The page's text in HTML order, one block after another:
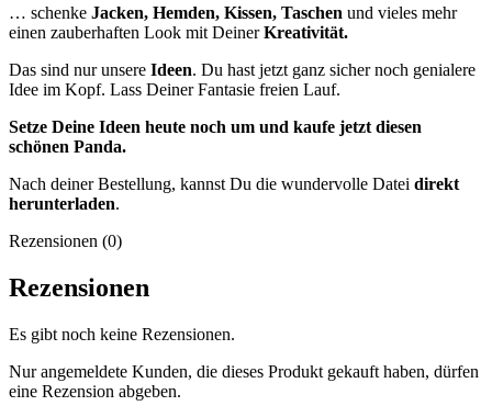
… schenke Jacken, Hemden, Kissen, Taschen und vieles mehr
einen zauberhaften Look mit DeinerKreativität.
Das sind nur unsere Ideen. Du hast jetzt ganz sicher noch genialere
Idee im Kopf. Lass Deiner Fantasie freien Lauf.
Setze Deine Ideen heute noch um und kaufe jetzt diesen
schönen Panda.
Nach deiner Bestellung, kannst Du die wundervolle Datei direkt
herunterladen.
Rezensionen (0)
Rezensionen
Es gibt noch keine Rezensionen.
Nur angemeldete Kunden, die dieses Produkt gekauft haben, dürfen
eine Rezension abgeben.